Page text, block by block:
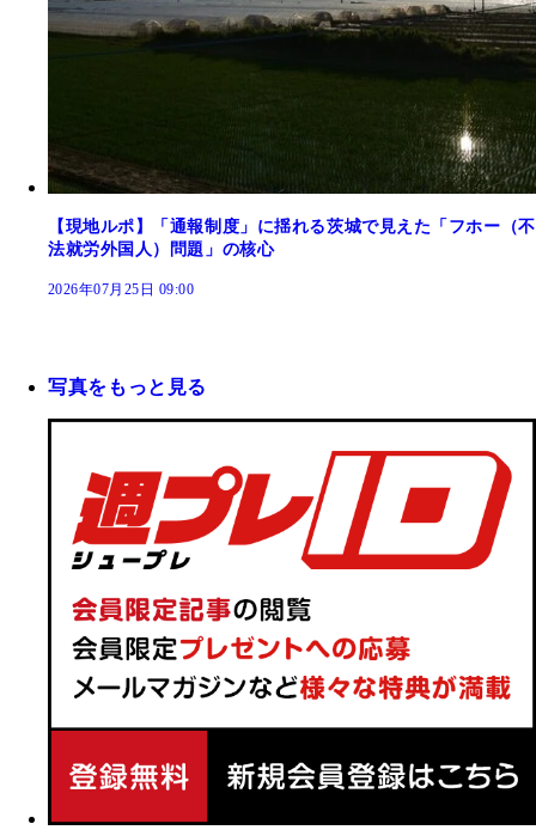
【現地ルポ】「通報制度」に揺れる茨城で見えた「フホー（不
法就労外国人）問題」の核心
2026年07月25日 09:00
写真をもっと見る